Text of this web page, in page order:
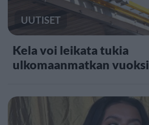
UUTISET
Kela voi leikata tukia
ulkomaanmatkan vuoksi